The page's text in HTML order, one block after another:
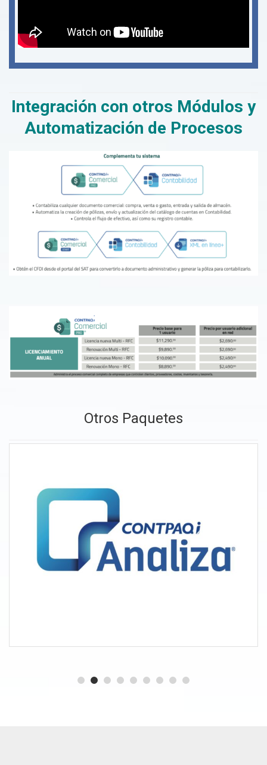
Integración con otros Módulos y
Automatización de Procesos
Otros Paquetes